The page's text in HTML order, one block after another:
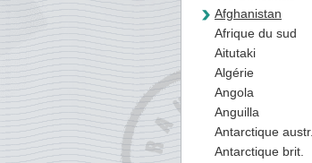
Afghanistan
Afrique du sud
Aitutaki
Algérie
Angola
Anguilla
Antarctique austr.
Antarctique brit.